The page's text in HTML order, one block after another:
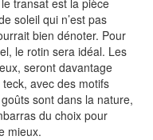
transat est la pièce
soleil qui n’est pas
bien dénoter. Pour
le rotin sera idéal. Les
seront davantage
avec des motifs
sont dans la nature,
du choix pour
mieux.